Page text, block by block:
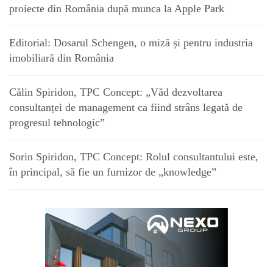
proiecte din România după munca la Apple Park
Editorial: Dosarul Schengen, o miză și pentru industria
imobiliară din România
Călin Spiridon, TPC Concept: „Văd dezvoltarea
consultanței de management ca fiind strâns legată de
progresul tehnologic”
Sorin Spiridon, TPC Concept: Rolul consultantului este,
în principal, să fie un furnizor de „knowledge”